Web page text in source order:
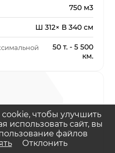
750 м3
Ш 312× В 340 см
50 т. - 5 500
км.
чтобы улучшить
использовать сайт, вы
файлов
Отклонить